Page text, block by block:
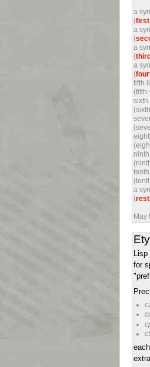
a
(first
a
(
a
(third
a
(
fifth
(fifth
sixth
a
(rest
May
for